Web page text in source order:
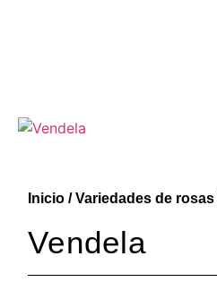
Inicio /Variedades de rosas
Vendela